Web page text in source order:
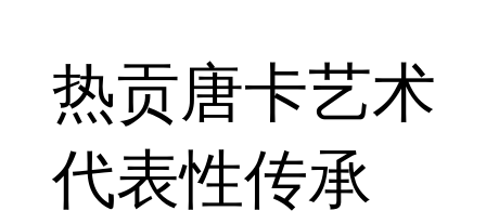
热贡唐卡艺术
代表性传承